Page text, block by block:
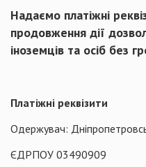
Надаємо платіжні
продовження дії
іноземців та осіб без
Платіжні реквізити
Одержувач:
ЄДРПОУ 03490909